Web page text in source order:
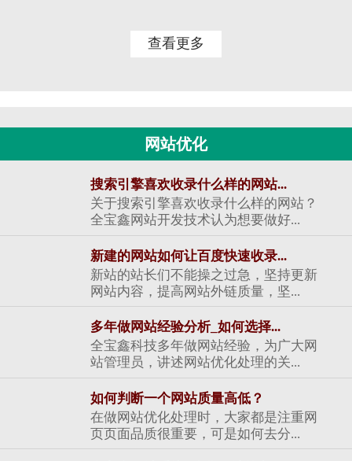
查看更多
网站优化
搜索引擎喜欢收录什么样的网站...
关于搜索引擎喜欢收录什么样的网站？
全宝鑫网站开发技术认为想要做好...
新建的网站如何让百度快速收录...
新站的站长们不能操之过急，坚持更新
网站内容，提高网站外链质量，坚...
多年做网站经验分析_如何选择...
全宝鑫科技多年做网站经验，为广大网
站管理员，讲述网站优化处理的关...
如何判断一个网站质量高低？
在做网站优化处理时，大家都是注重网
页页面品质很重要，可是如何去分...